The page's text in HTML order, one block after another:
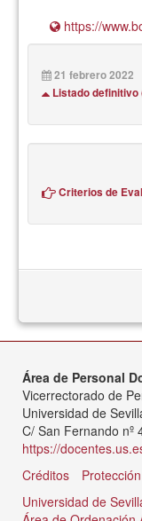
https://
21 febrero 2022
Listado definitivo
Criterios de
Área de Personal
Vicerrectorado de
Universidad de
C/ San Fernando nº
https://
Créditos
Universidad de